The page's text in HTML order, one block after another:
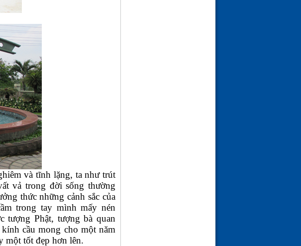
và tĩnh lặng, ta như trút
vả trong đời sống thường
thức những cảnh sắc của
trong tay mình mấy nén
tượng Phật, tượng bà quan
cầu mong cho một năm
một tốt đẹp hơn lên.